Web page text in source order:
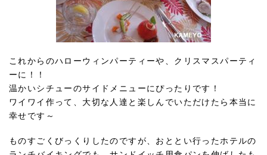
これからのハローウィンパーティーや、クリスマスパーティ
ーに！！
温かいシチューのサイドメニューにぴったりです！
ワイワイ作って、大切な人達と楽しんでいただけたら本当に
幸せです～
ものすごくびっくりしたのですが、おととい行ったホテルの